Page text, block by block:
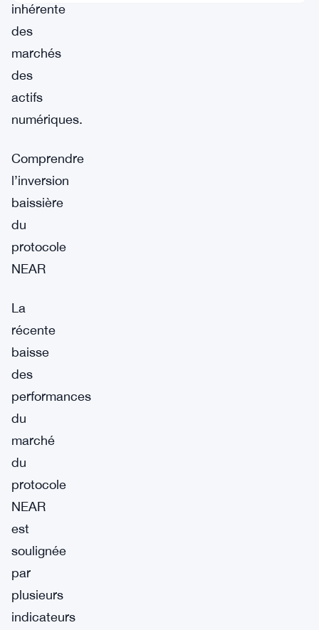
inhérente
des
marchés
des
actifs
numériques.
Comprendre
l’inversion
baissière
du
protocole
NEAR
La
récente
baisse
des
performances
du
marché
du
protocole
NEAR
est
soulignée
par
plusieurs
indicateurs